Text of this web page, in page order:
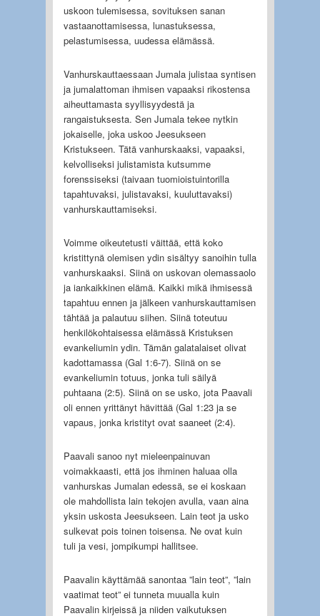
uskoon tulemisessa, sovituksen sanan
vastaanottamisessa, lunastuksessa,
pelastumisessa, uudessa elämässä.
Vanhurskauttaessaan Jumala julistaa syntisen
ja jumalattoman ihmisen vapaaksi rikostensa
aiheuttamasta syyllisyydestä ja
rangaistuksesta. Sen Jumala tekee nytkin
jokaiselle, joka uskoo Jeesukseen
Kristukseen. Tätä vanhurskaaksi, vapaaksi,
kelvolliseksi julistamista kutsumme
forenssiseksi (taivaan tuomioistuintorilla
tapahtuvaksi, julistavaksi, kuuluttavaksi)
vanhurskauttamiseksi.
Voimme oikeutetusti väittää, että koko
kristittynä olemisen ydin sisältyy sanoihin tulla
vanhurskaaksi. Siinä on uskovan olemassaolo
ja iankaikkinen elämä. Kaikki mikä ihmisessä
tapahtuu ennen ja jälkeen vanhurskauttamisen
tähtää ja palautuu siihen. Siinä toteutuu
henkilökohtaisessa elämässä Kristuksen
evankeliumin ydin. Tämän galatalaiset olivat
kadottamassa (Gal 1:6-7). Siinä on se
evankeliumin totuus, jonka tuli säilyä
puhtaana (2:5). Siinä on se usko, jota Paavali
oli ennen yrittänyt hävittää (Gal 1:23 ja se
vapaus, jonka kristityt ovat saaneet (2:4).
Paavali sanoo nyt mieleenpainuvan
voimakkaasti, että jos ihminen haluaa olla
vanhurskas Jumalan edessä, se ei koskaan
ole mahdollista lain tekojen avulla, vaan aina
yksin uskosta Jeesukseen. Lain teot ja usko
sulkevat pois toinen toisensa. Ne ovat kuin
tuli ja vesi, jompikumpi hallitsee.
Paavalin käyttämää sanontaa ”lain teot”, ”lain
vaatimat teot” ei tunneta muualla kuin
Paavalin kirjeissä ja niiden vaikutuksen